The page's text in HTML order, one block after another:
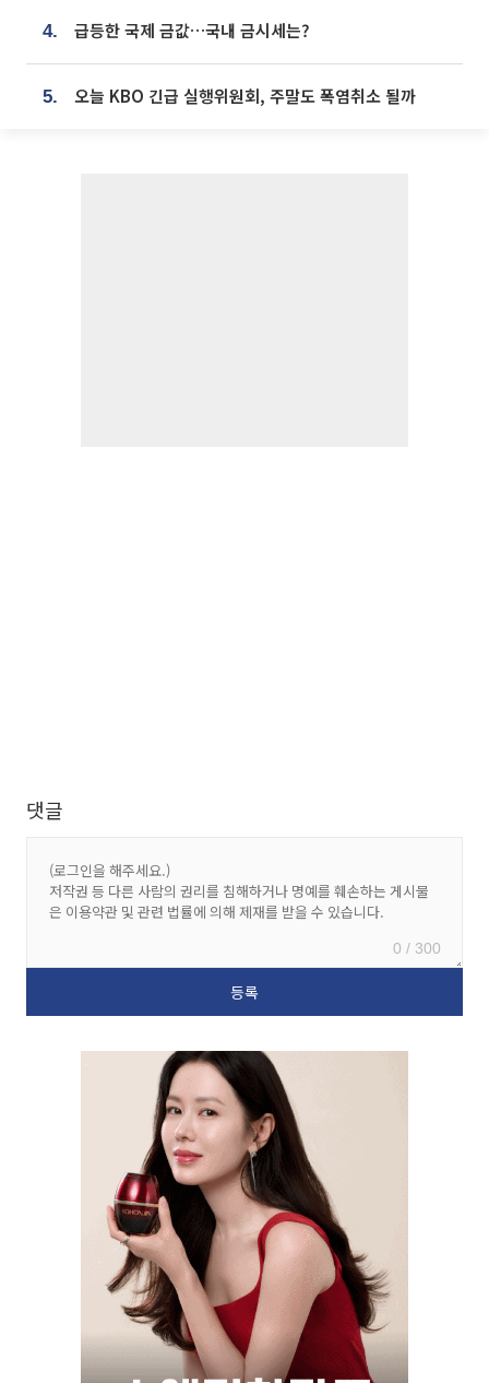
4. 급등한 국제 금값…국내 금시세는?
5. 오늘 KBO 긴급 실행위원회, 주말도 폭염취소 될까
댓글
0 / 300